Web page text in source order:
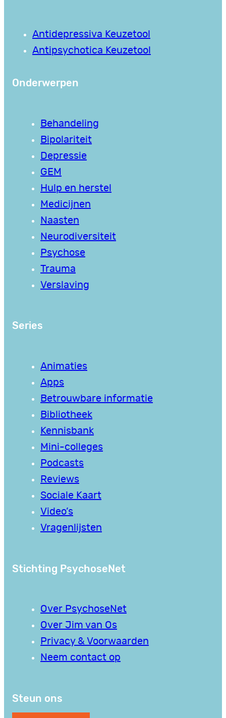
Antidepressiva Keuzetool
Antipsychotica Keuzetool
Onderwerpen
Behandeling
Bipolariteit
Depressie
GEM
Hulp en herstel
Medicijnen
Naasten
Neurodiversiteit
Psychose
Trauma
Verslaving
Series
Animaties
Apps
Betrouwbare informatie
Bibliotheek
Kennisbank
Mini-colleges
Podcasts
Reviews
Sociale Kaart
Video’s
Vragenlijsten
Stichting PsychoseNet
Over PsychoseNet
Over Jim van Os
Privacy & Voorwaarden
Neem contact op
Steun ons